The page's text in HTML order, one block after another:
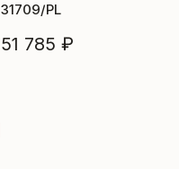
31709/PL
51 785 ₽